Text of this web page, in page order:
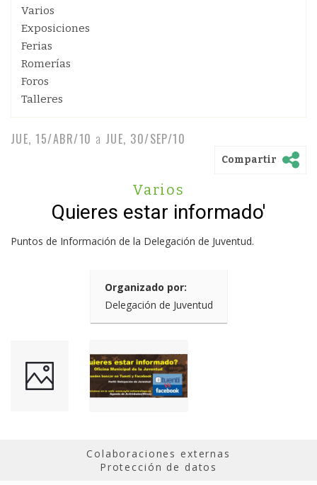
Varios
Exposiciones
Ferias
Romerías
Foros
Talleres
JUE, 15/ABR/10 a JUE, 30/SEP/10
Compartir
Varios
Quieres estar informado'
Puntos de Información de la Delegación de Juventud.
Organizado por:
Delegación de Juventud
Colaboraciones externas
Protección de datos